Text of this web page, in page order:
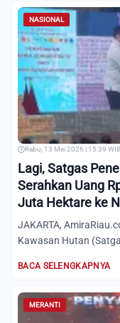
NASIONAL
Rabu, 13 Mei 2026 | 15:39 WIB
Lagi, Satgas
Serahkan Uang
Juta Hektare ke
JAKARTA,
Kawasan Hutan
BACA SELENGKAPNYA
MERANTI